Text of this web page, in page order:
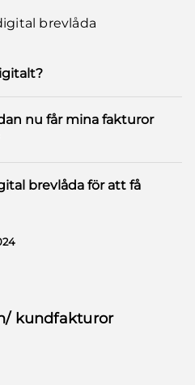
brevlåda
nu får mina fakturor
brevlåda för att få
kundfakturor